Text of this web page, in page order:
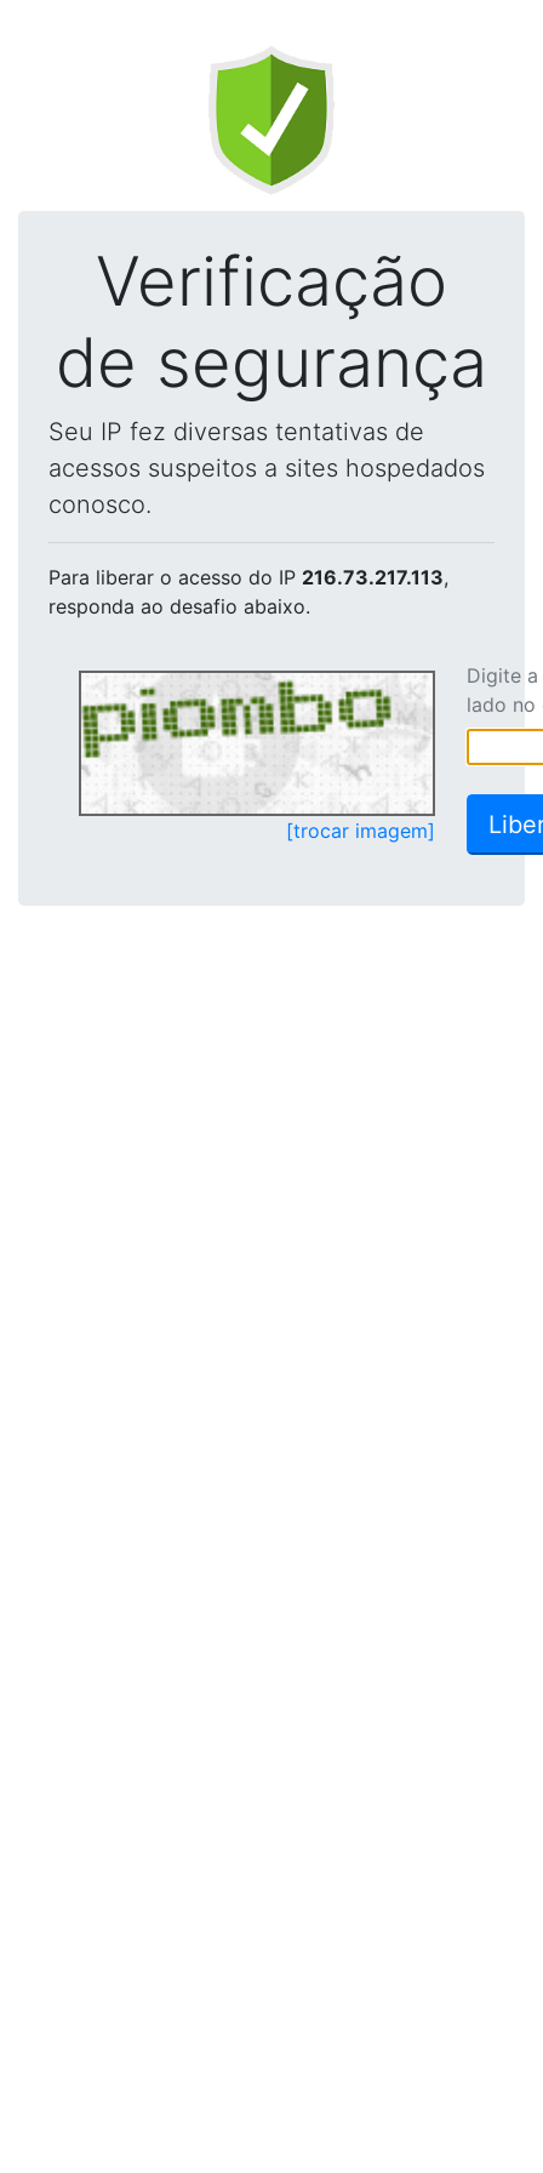
Verificação
de segurança
Seu IP fez diversas tentativas de
acessos suspeitos a sites hospedados
conosco.
Para liberar o acesso do IP 216.73.217.113,
responda ao desafio abaixo.
[trocar imagem]
Digite
lado no